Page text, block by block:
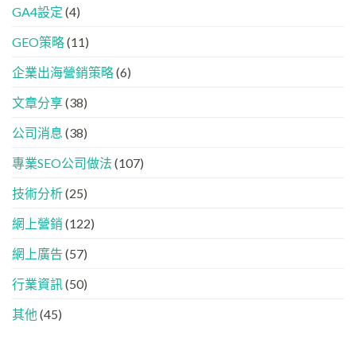
HTML
設
定
指
FB、
Threads、
內
分
中
現？
文
懂
GEO、
與
的
際
法
經
化
GEO
時
下，
牌
何
入
AI
的
「信
名
GA4設定 (4)
GEO策略(11)
企業出海營銷策略(6)
文章分享(38)
公司消息 (38)
專業SEO公司做法 (107)
技術分析(25)
網上營銷 (122)
網上廣告 (57)
行業資訊(50)
其他 (45)